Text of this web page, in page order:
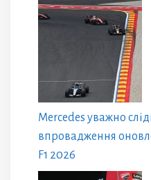
Mercedes уважно
впровадження
F1 2026